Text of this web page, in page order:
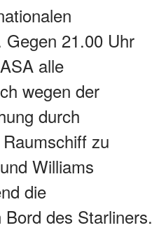
21.00 Uhr
alle
wegen der
durch
zu
Williams
die
des Starliners.